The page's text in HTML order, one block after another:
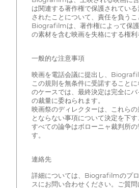
は関連する著作権で保護されている
されたことについて、責任を負うこ
Biografilmは、著作権によって保
の素材を含む映画を失格にする権利
一般的な注意事項
映画を電話会議に提出し、
この規則を無条件に受諾すること
のケースでは、最終決定は完全に
の裁量に委ねられます。
映画祭のディレクターは、これら
とならない事項について決定を下す
すべての論争はボローニャ裁判所の
す。
連絡先
詳細については、Biografilmのプ
スにお問い合わせください。ご質問